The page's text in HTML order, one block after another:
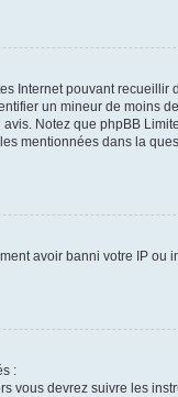
Internet pouvant
un mineur de moins
Notez que phpBB
mentionnées dans la
avoir banni votre IP
:
vous devrez suivre les